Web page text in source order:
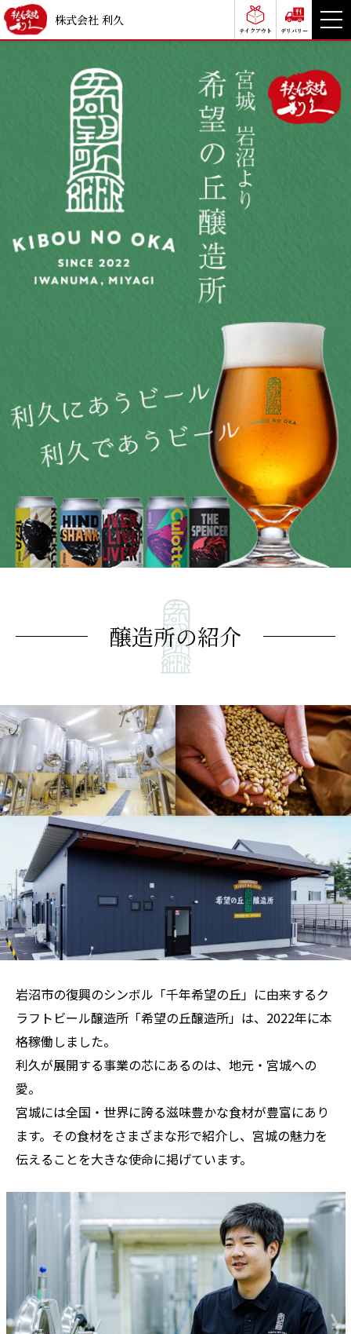
株式会社 利久
テイクアウト デリバリー
醸造所の紹介
岩沼市の復興のシンボル「千年希望の丘」に由来するク
ラフトビール醸造所「希望の丘醸造所」は、2022年に本
格稼働しました。
利久が展開する事業の芯にあるのは、地元・宮城への
愛。
宮城には全国・世界に誇る滋味豊かな食材が豊富にあり
ます。その食材をさまざまな形で紹介し、宮城の魅力を
伝えることを大きな使命に掲げています。